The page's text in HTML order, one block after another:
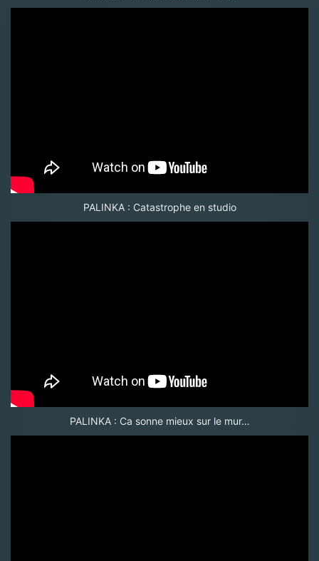
PALINKA : Catastrophe en studio
PALINKA : Ca sonne mieux sur le mur…